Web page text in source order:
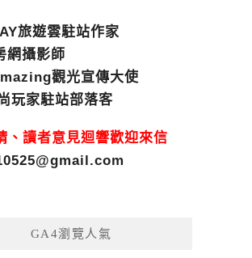
旅遊雲駐站作家
網攝影師
觀光宣傳大使
玩家駐站部落客
、讀者意見迴響歡迎來信
GA4瀏覽人氣